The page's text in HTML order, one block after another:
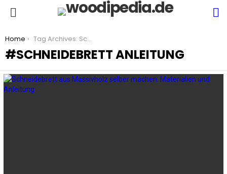
You are here:
Home Tag Archives: Schneidebrett Anleitung
SCHNEIDEBRETT ANLEITUNG
LATEST